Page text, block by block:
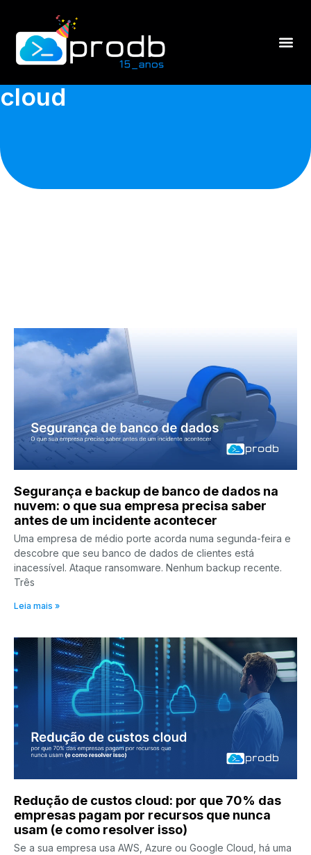
cloud
Segurança e backup de banco de dados na
nuvem: o que sua empresa precisa saber
antes de um incidente acontecer
Uma empresa de médio porte acorda numa segunda-feira e
descobre que seu banco de dados de clientes está
inacessível. Ataque ransomware. Nenhum backup recente.
Três
Leia mais »
Redução de custos cloud: por que 70% das
empresas pagam por recursos que nunca
usam (e como resolver isso)
Se a sua empresa usa AWS, Azure ou Google Cloud, há uma